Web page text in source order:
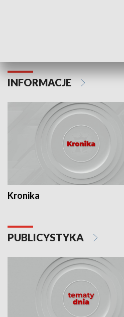
INFORMACJE
Kronika
PUBLICYSTYKA